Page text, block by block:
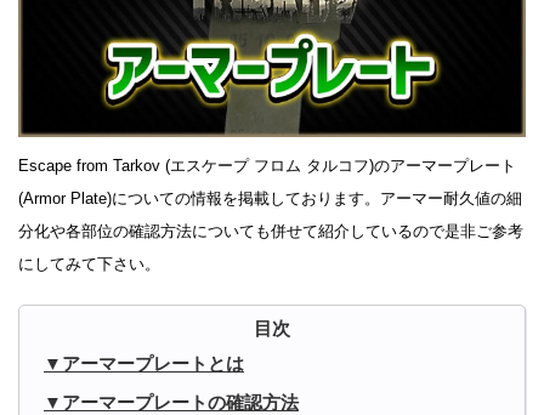
Escape from Tarkov (エスケープ フロム タルコフ)のアーマープレート
(Armor Plate)についての情報を掲載しております。アーマー耐久値の細
分化や各部位の確認方法についても併せて紹介しているので是非ご参考
にしてみて下さい。
アーマープレートとは
アーマープレートの確認方法